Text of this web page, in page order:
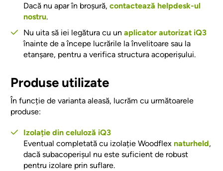
Dacă nu apar în broșură,contactează helpdesk-ul
nostru.
Nu uita să iei legătura cu unaplicator autorizat iQ3
înainte de a începe lucrările la învelitoare sau la
etanșare, pentru a verifica structura acoperișului.
Produse utilizate
În funcție de varianta aleasă, lucrăm cu următoarele
produse:
Izolație din celuloză iQ3
Eventual completată cu izolație Woodflexnaturheld,
dacă subacoperișul nu este suficient de robust
pentru izolare prin suflare.